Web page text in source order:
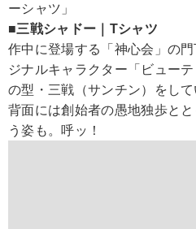
ーシャツ」
■三戦シャドー｜Tシャツ
作中に登場する「神心会」の
ジナルキャラクター「ビュー
の型・三戦（サンチン）をして
背面には創始者の愚地独歩と
う姿も。呼ッ！